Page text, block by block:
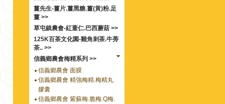
薑先生-薑片.薑黑糖.薑(黃)粉.足
薑 >>
草屯鎮農會-紅薏仁.巴西蘑菇 >>
125K百茶文化園-雞角刺茶.牛蒡
茶.. >>
信義鄉農會梅精系列 >>
信義鄉農會 面膜
信義鄉農會 精強梅精.梅精丸
膠囊
信義鄉農會 紫蘇梅.脆梅.Q梅.